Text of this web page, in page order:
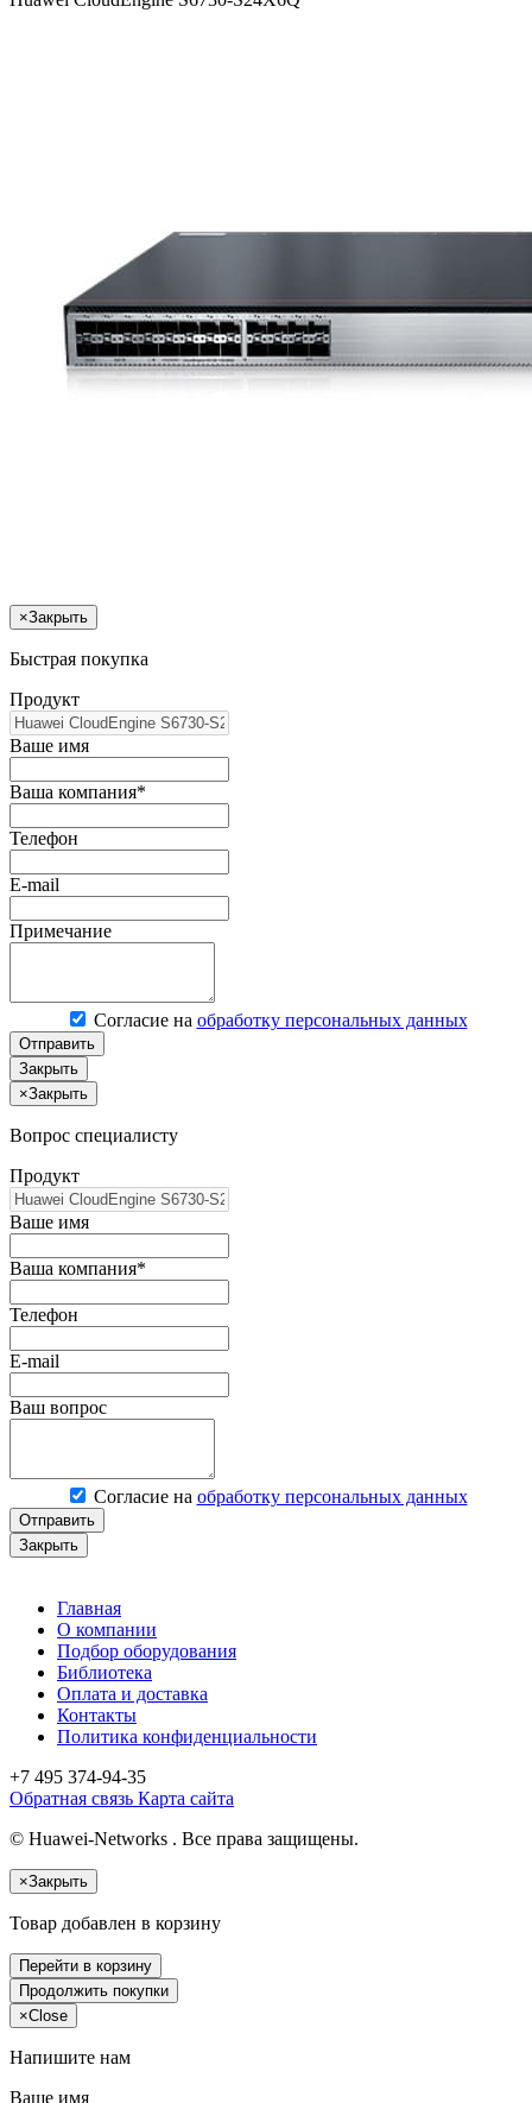
×Закрыть
Быстрая покупка
Продукт
Ваше имя
Ваша компания*
Телефон
E-mail
Примечание
Согласие на обработку персональных данных
Отправить
Закрыть
×Закрыть
Вопрос специалисту
Продукт
Ваше имя
Ваша компания*
Телефон
E-mail
Ваш вопрос
Согласие на обработку персональных данных
Отправить
Закрыть
Главная
О компании
Подбор оборудования
Библиотека
Оплата и доставка
Контакты
Политика конфиденциальности
+7 495 374-94-35
Обратная связь Карта сайта
© Huawei-Networks . Все права защищены.
×Закрыть
Товар добавлен в корзину
Перейти в корзину
Продолжить покупки
×Close
Напишите нам
Ваше имя